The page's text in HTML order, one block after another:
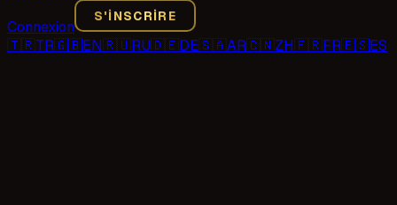
Connexion
S'INSCRIRE
🇹🇷TR🇬🇧EN🇷🇺RU🇩🇪DE🇸🇦AR🇨🇳ZH🇫🇷FR🇪🇸ES